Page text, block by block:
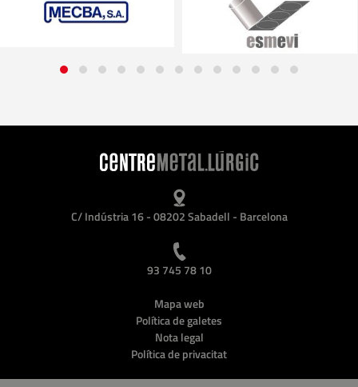
C/ Indústria 16 - 08202 Sabadell - Barcelona
93 745 78 10
Mapa web
Política de galetes
Nota legal
Política de privacitat